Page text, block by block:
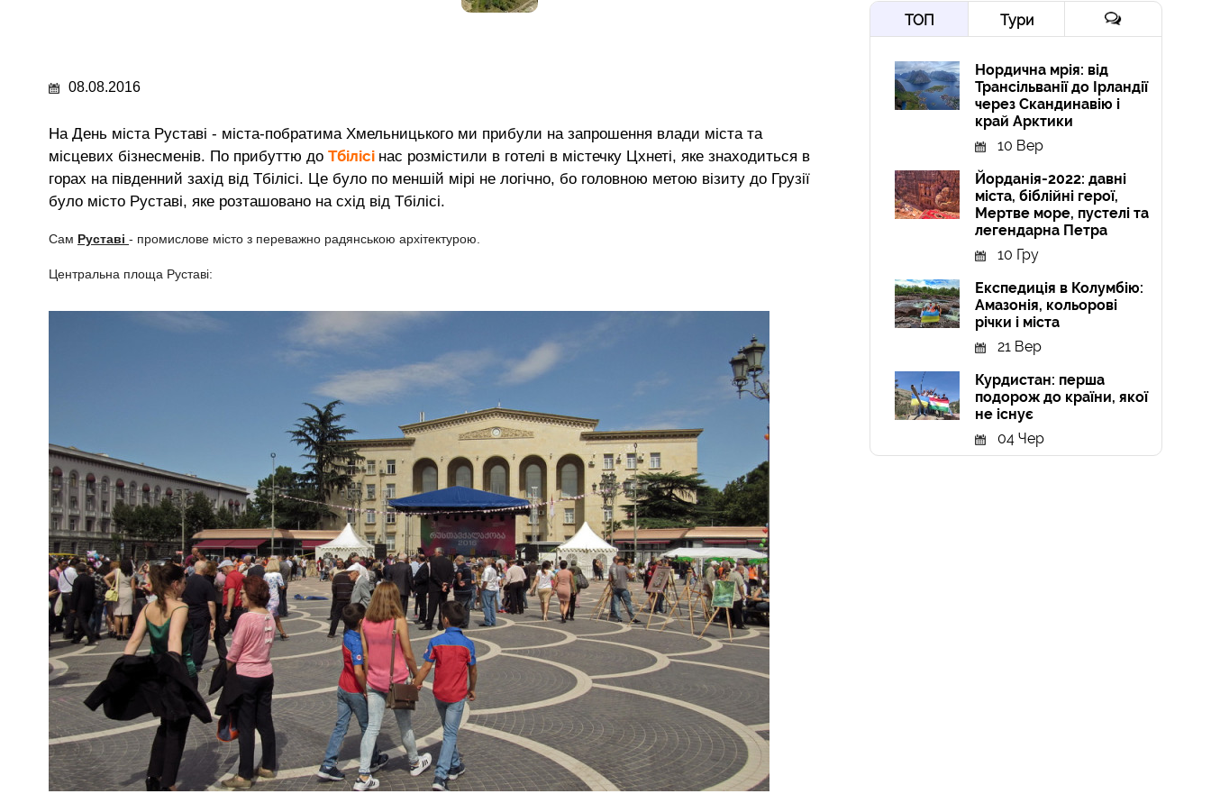
08.08.2016
На День міста Руставі - міста-побратима Хмельницького ми прибули на запрошення влади міста та
місцевих бізнесменів. По прибуттю до Тбілісі нас розмістили в готелі в містечку Цхнеті, яке знаходиться в
горах на південний захід від Тбілісі. Це було по меншій мірі не логічно, бо головною метою візиту до Грузії
було місто Руставі, яке розташовано на схід від Тбілісі.
Сам Руставі - промислове місто з переважно радянською архітектурою.
Центральна площа Руставі:
ТОП Тури
Нордична мрія: від
Трансільванії до Ірландії
через Скандинавію і
край Арктики
10 Вер
Йорданія-2022: давні
міста, біблійні герої,
Мертве море, пустелі та
легендарна Петра
10 Гру
Експедиція в Колумбію:
Амазонія, кольорові
річки і міста
21 Вер
Курдистан: перша
подорож до країни, якої
не існує
04 Чер